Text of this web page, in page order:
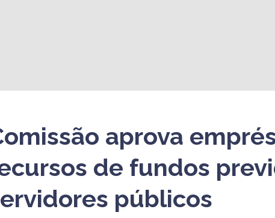
aprova
de fundos
públicos